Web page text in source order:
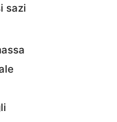
sazi